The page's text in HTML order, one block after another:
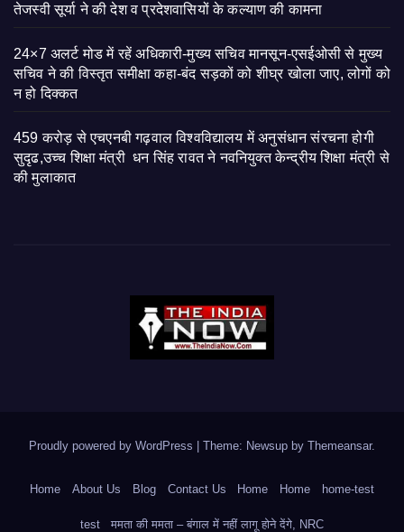
तेजस्वी सूर्या ने की देश व प्रदेशवासियों के कल्याण की कामना
24×7 अलर्ट मोड में रहें अधिकारी-मुख्य सचिव मानसून-एसईओसी से मुख्य
सचिव ने की विस्तृत समीक्षा कहा-बंद सड़कों को शीघ्र खोला जाए, लोगों को
न हो दिक्कत
459 करोड़ से एचएनबी गढ़वाल विश्वविद्यालय में अनुसंधान संरचना होगी
सुदृढ,उच्च शिक्षा मंत्री धन सिंह रावत ने नवनियुक्त केन्द्रीय शिक्षा मंत्री से
की मुलाकात
Proudly powered by WordPress | Theme: Newsup by Themeansar.
Home About Us Blog Contact Us Home Home home-test
test ममता की ममता – बंगाल में नहीं लागू होने देंगे, NRC